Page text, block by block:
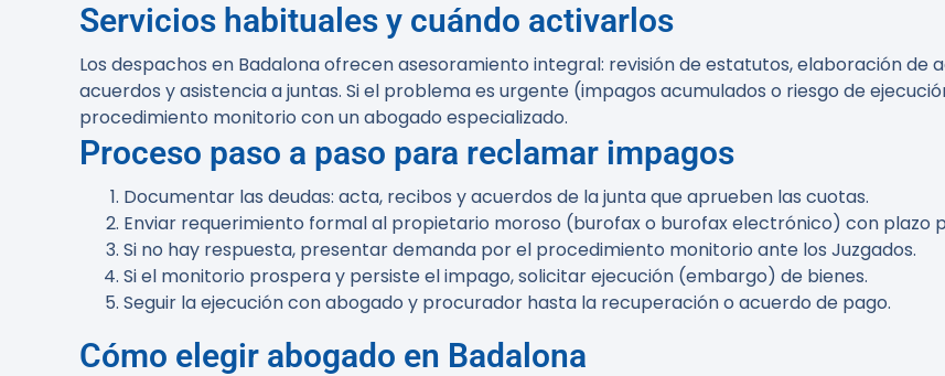
Servicios habituales y cuándo activarlos
Los despachos en Badalona ofrecen asesoramiento integral: revisión de estatutos, elaboración de
acuerdos y asistencia a juntas. Si el problema es urgente (impagos acumulados o riesgo de
procedimiento monitorio con un abogado especializado.
Proceso paso a paso para reclamar impagos
Documentar las deudas: acta, recibos y acuerdos de la junta que aprueben las cuotas.
Enviar requerimiento formal al propietario moroso (burofax o burofax electrónico) con plazo
Si no hay respuesta, presentar demanda por el procedimiento monitorio ante los Juzgados.
Si el monitorio prospera y persiste el impago, solicitar ejecución (embargo) de bienes.
Seguir la ejecución con abogado y procurador hasta la recuperación o acuerdo de pago.
Cómo elegir abogado en Badalona